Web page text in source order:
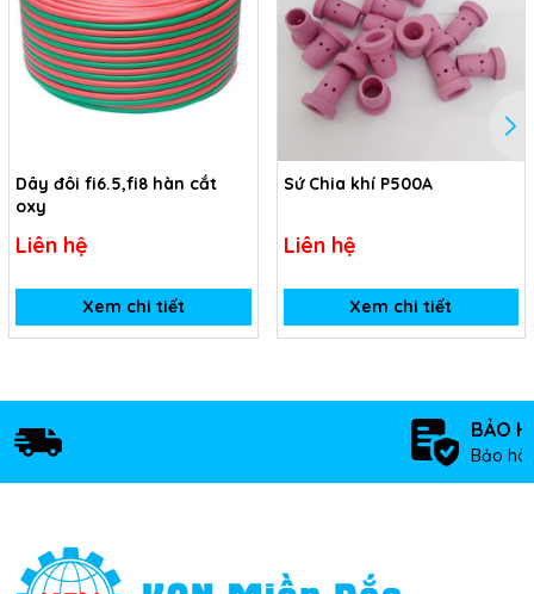
Dây đôi fi6.5,fi8 hàn cắt
oxy
Liên hệ
Xem chi tiết
Sứ Chia khí P500A
Liên hệ
Xem chi tiết
BẢO
Bảo